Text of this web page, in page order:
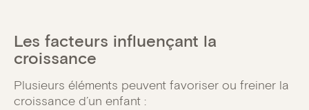
Les facteurs influençant la
croissance
Plusieurs éléments peuvent favoriser ou freiner la
croissance d’un enfant :